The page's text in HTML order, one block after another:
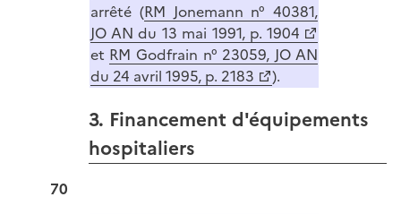
arrêté (RM Jonemann n° 40381,
JO AN du 13 mai 1991, p. 1904
et RM Godfrain n° 23059, JO AN
du 24 avril 1995, p. 2183
).
3. Financement d'équipements
hospitaliers
70